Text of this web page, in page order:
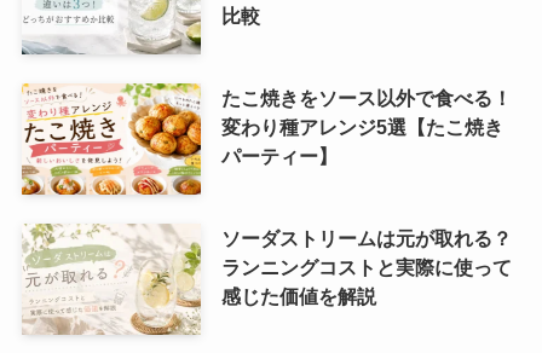
比較
たこ焼きをソース以外で食べる！
変わり種アレンジ5選【たこ焼き
パーティー】
ソーダストリームは元が取れる？
ランニングコストと実際に使って
感じた価値を解説